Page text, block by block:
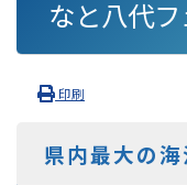
なと八代
印刷
県内最大の海